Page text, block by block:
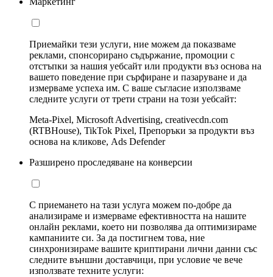
Приемайки тези услуги, ние можем да показваме
реклами, спонсорирано съдържание, промоции с
отстъпки за нашия уебсайт или продукти въз основа на
вашето поведение при сърфиране и пазаруване и да
измерваме успеха им. С ваше съгласие използваме
следните услуги от трети страни на този уебсайт:
Meta-Pixel, Microsoft Advertising, creativecdn.com
(RTBHouse), TikTok Pixel, Препоръки за продукти въз
основа на кликове, Ads Defender
Разширено проследяване на конверсии
С приемането на тази услуга можем по-добре да
анализираме и измерваме ефективността на нашите
онлайн реклами, което ни позволява да оптимизираме
кампаниите си. За да постигнем това, ние
синхронизираме вашите криптирани лични данни със
следните външни доставчици, при условие че вече
използвате техните услуги: